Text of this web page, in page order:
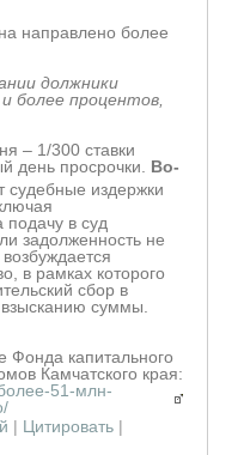
направлено более
должники
более процентов,
– 1/300 ставки
день просрочки. Во-
судебные издержки
подачу в суд
задолженность не
в рамках которого
сбор в
суммы.
Фонда капитального
Камчатского края:
51-млн-
| Цитировать |